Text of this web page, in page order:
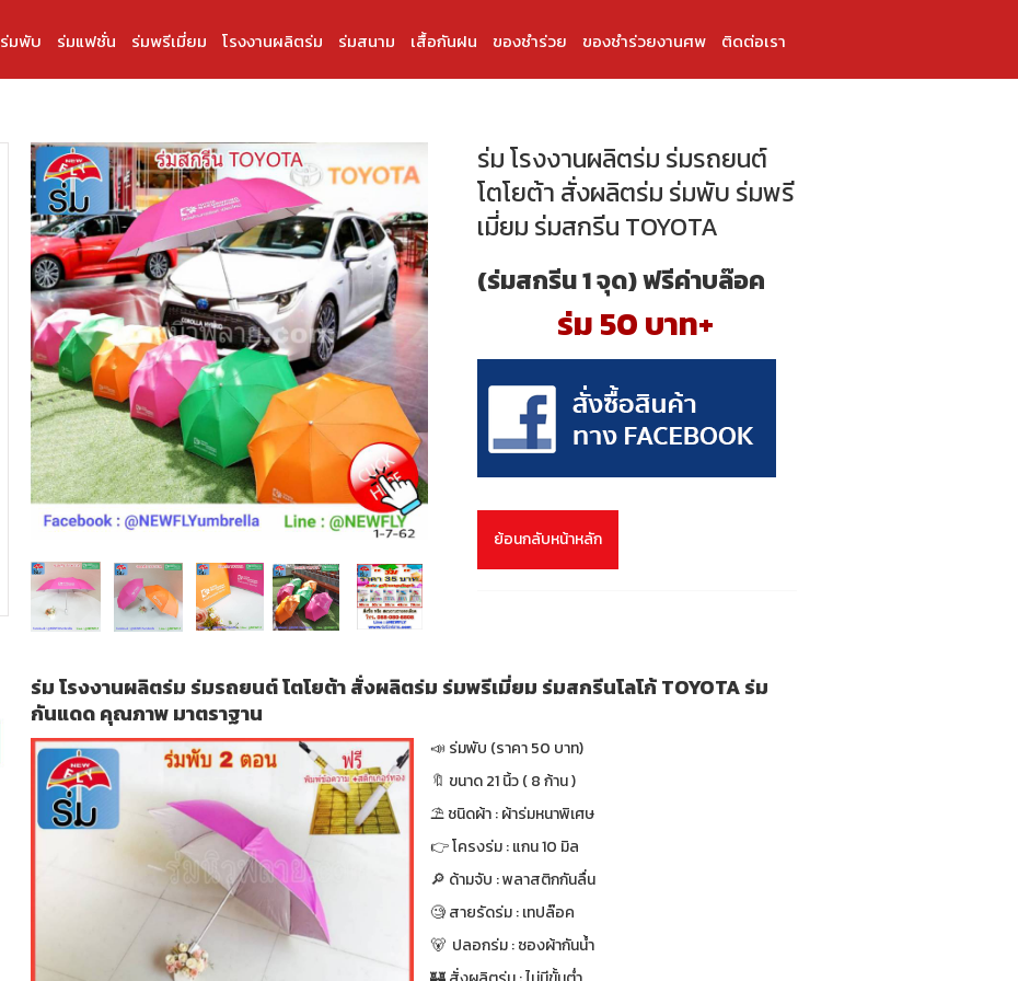
ร่มพับ ร่มแฟชั่น ร่มพรีเมี่ยม โรงงานผลิตร่ม ร่มสนาม เสื้อกันฝน ของชำร่วย ของชำร่วยงานศพ ติดต่อเรา
ร่ม โรงงานผลิตร่ม ร่มรถยนต์
โตโยต้า สั่งผลิตร่ม ร่มพับ ร่มพรี
เมี่ยม ร่มสกรีน TOYOTA
(ร่มสกรีน 1 จุด) ฟรีค่าบล๊อค
ร่ม 50 บาท+
ย้อนกลับหน้าหลัก
ร่ม โรงงานผลิตร่ม ร่มรถยนต์ โตโยต้า สั่งผลิตร่ม ร่มพรีเมี่ยม ร่มสกรีนโลโก้ TOYOTA ร่ม
กันแดด คุณภาพ มาตราฐาน
📣 ร่มพับ (ราคา 50 บาท)
🔖 ขนาด 21 นิ้ว ( 8 ก้าน )
⛱ ชนิดผ้า : ผ้าร่มหนาพิเศษ
👉 โครงร่ม : แกน 10 มิล
🔎 ด้ามจับ : พลาสติกกันลื่น
🧐 สายรัดร่ม : เทปล๊อค
🐻 ปลอกร่ม : ซองผ้ากันน้ำ